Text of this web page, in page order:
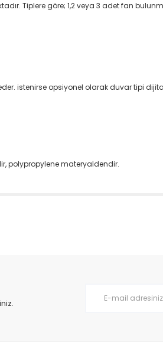
Tiplere göre; 1,2 veya 3 adet fan
istenirse opsiyonel olarak duvar tipi
polypropylene materyaldendir.